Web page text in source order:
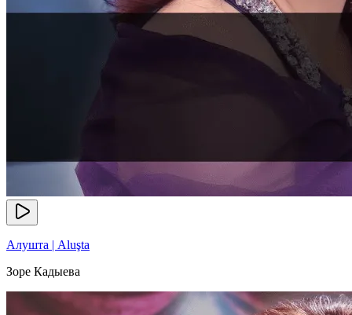
Алушта | Aluşta
Зоре Кадыева